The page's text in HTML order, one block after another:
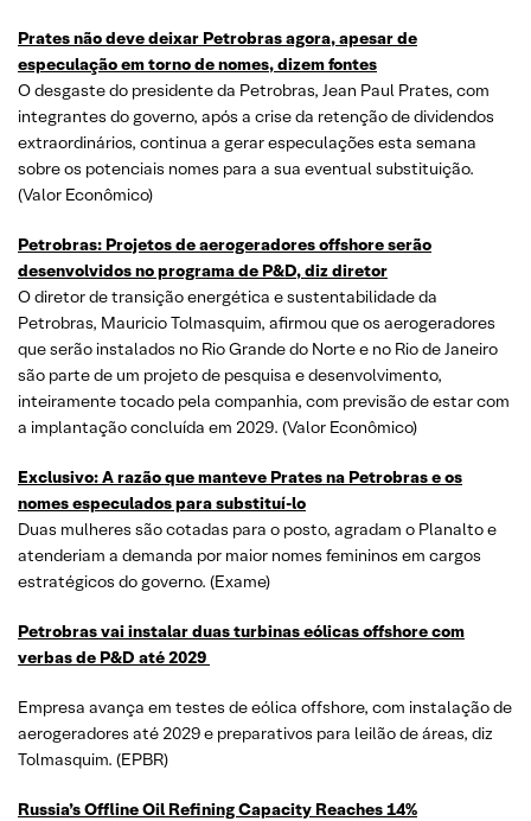
Prates não deve deixar Petrobras agora, apesar de
especulação em torno de nomes, dizem fontes
O desgaste do presidente da Petrobras, Jean Paul Prates, com
integrantes do governo, após a crise da retenção de dividendos
extraordinários, continua a gerar especulações esta semana
sobre os potenciais nomes para a sua eventual substituição.
(Valor Econômico)
Petrobras: Projetos de aerogeradores offshore serão
desenvolvidos no programa de P&D, diz diretor
O diretor de transição energética e sustentabilidade da
Petrobras, Mauricio Tolmasquim, afirmou que os aerogeradores
que serão instalados no Rio Grande do Norte e no Rio de Janeiro
são parte de um projeto de pesquisa e desenvolvimento,
inteiramente tocado pela companhia, com previsão de estar com
a implantação concluída em 2029. (Valor Econômico)
Exclusivo: A razão que manteve Prates na Petrobras e os
nomes especulados para substituí-lo
Duas mulheres são cotadas para o posto, agradam o Planalto e
atenderiam a demanda por maior nomes femininos em cargos
estratégicos do governo. (Exame)
Petrobras vai instalar duas turbinas eólicas offshore com
verbas de P&D até 2029
Empresa avança em testes de eólica offshore, com instalação de
aerogeradores até 2029 e preparativos para leilão de áreas, diz
Tolmasquim. (EPBR)
Russia’s Offline Oil Refining Capacity Reaches 14%